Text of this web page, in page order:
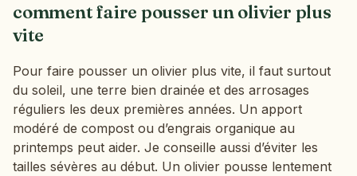
comment faire pousser un olivier plus
vite
Pour faire pousser un olivier plus vite, il faut surtout
du soleil, une terre bien drainée et des arrosages
réguliers les deux premières années. Un apport
modéré de compost ou d’engrais organique au
printemps peut aider. Je conseille aussi d’éviter les
tailles sévères au début. Un olivier pousse lentement